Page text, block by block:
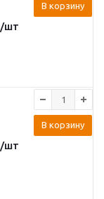
/шт
В корзину
/шт
В корзину